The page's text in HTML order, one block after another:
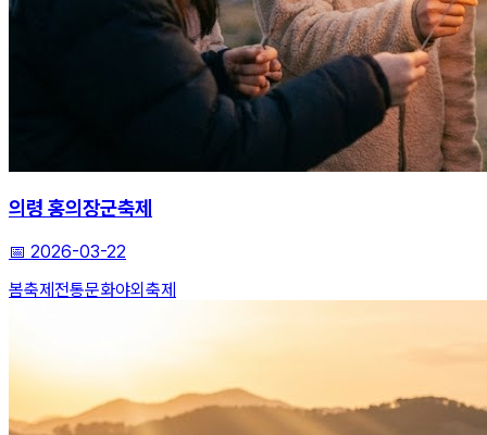
의령 홍의장군축제
📅 2026-03-22
봄축제 전통문화야외축제